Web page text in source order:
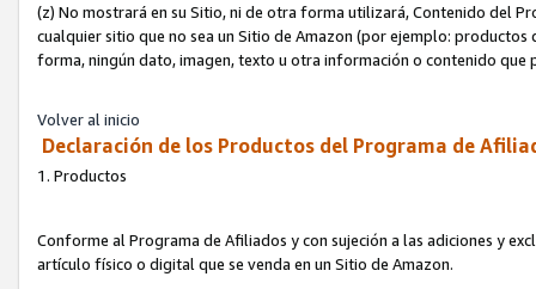
(z) No mostrará en su Sitio, ni de otra forma utilizará, Contenido del
cualquier sitio que no sea un Sitio de Amazon (por ejemplo:
forma, ningún dato, imagen, texto u otra información o contenido
Volver al inicio
Declaración de los Productos del Programa de
1. Productos
Conforme al Programa de Afiliados y con sujeción a las adiciones y
artículo físico o digital que se venda en un Sitio de Amazon.